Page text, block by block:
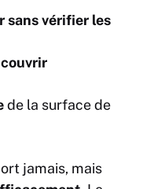
sans vérifier les
couvrir
de la surface de
jamais, mais